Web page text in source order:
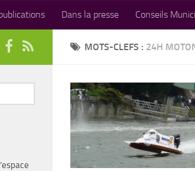
Dans la presse Conseils
MOTS-CLEFS : 24H